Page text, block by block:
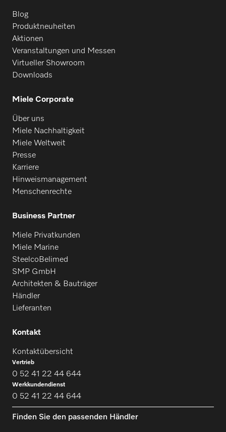
Blog
Produktneuheiten
Aktionen
Veranstaltungen und Messen
Virtueller Showroom
Downloads
Miele Corporate
Über uns
Miele Nachhaltigkeit
Miele Weltweit
Presse
Karriere
Hinweismanagement
Menschenrechte
Business Partner
Miele Privatkunden
Miele Marine
SteelcoBelimed
SMP GmbH
Architekten & Bauträger
Händler
Lieferanten
Kontakt
Kontaktübersicht
Vertrieb
0 52 41 22 44 644
Werkkundendienst
0 52 41 22 44 644
Finden Sie den passenden Händler